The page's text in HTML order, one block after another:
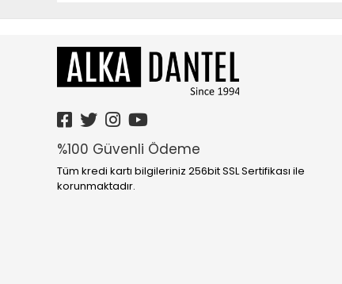
%100 Güvenli Ödeme
Tüm kredi kartı bilgileriniz 256bit SSL Sertifikası ile
korunmaktadır.